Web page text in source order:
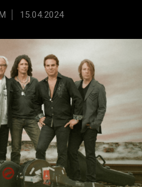
15.04.2024